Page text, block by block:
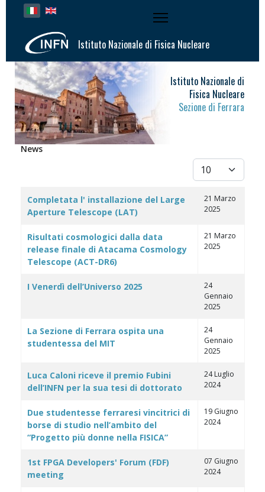
Seleziona la tua lingua
Istituto Nazionale di Fisica Nucleare
Istituto Nazionale di
Fisica Nucleare
Sezione di Ferrara
News
Visualizza #
Titolo Data creazione
Completata l' installazione del Large
Aperture Telescope (LAT)
21 Marzo
2025
Risultati cosmologici dalla data
release finale di Atacama Cosmology
Telescope (ACT-DR6)
21 Marzo
2025
I Venerdì dell’Universo 2025
24
Gennaio
2025
La Sezione di Ferrara ospita una
studentessa del MIT
24
Gennaio
2025
Luca Caloni riceve il premio Fubini
dell’INFN per la sua tesi di dottorato
24 Luglio
2024
Due studentesse ferraresi vincitrici di
borse di studio nell’ambito del
“Progetto più donne nella FISICA”
19 Giugno
2024
1st FPGA Developers' Forum (FDF)
meeting
07 Giugno
2024